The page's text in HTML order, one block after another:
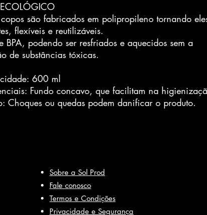
são fabricados em polipropileno tornando
flexíveis e reutilizáveis.
BPA, podendo ser resfriados e aquecidos sem a
de substâncias tóxicas.
600 ml
Fundo concavo, que facilitam na
Choques ou quedas podem danificar o produto.
Sobre a Sol Prod
Fale conosco
Termos e Condições
Privacidade e Segurança